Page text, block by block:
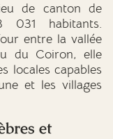
de canton de
031 habitants.
entre la vallée
du Coiron, elle
locales capables
et les villages
et